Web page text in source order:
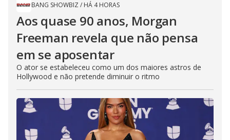
BANG SHOWBIZ / HÁ 4 HORAS
Aos quase 90 anos, Morgan
Freeman revela que não pensa
em se aposentar
O ator se estabeleceu como um dos maiores astros de
Hollywood e não pretende diminuir o ritmo